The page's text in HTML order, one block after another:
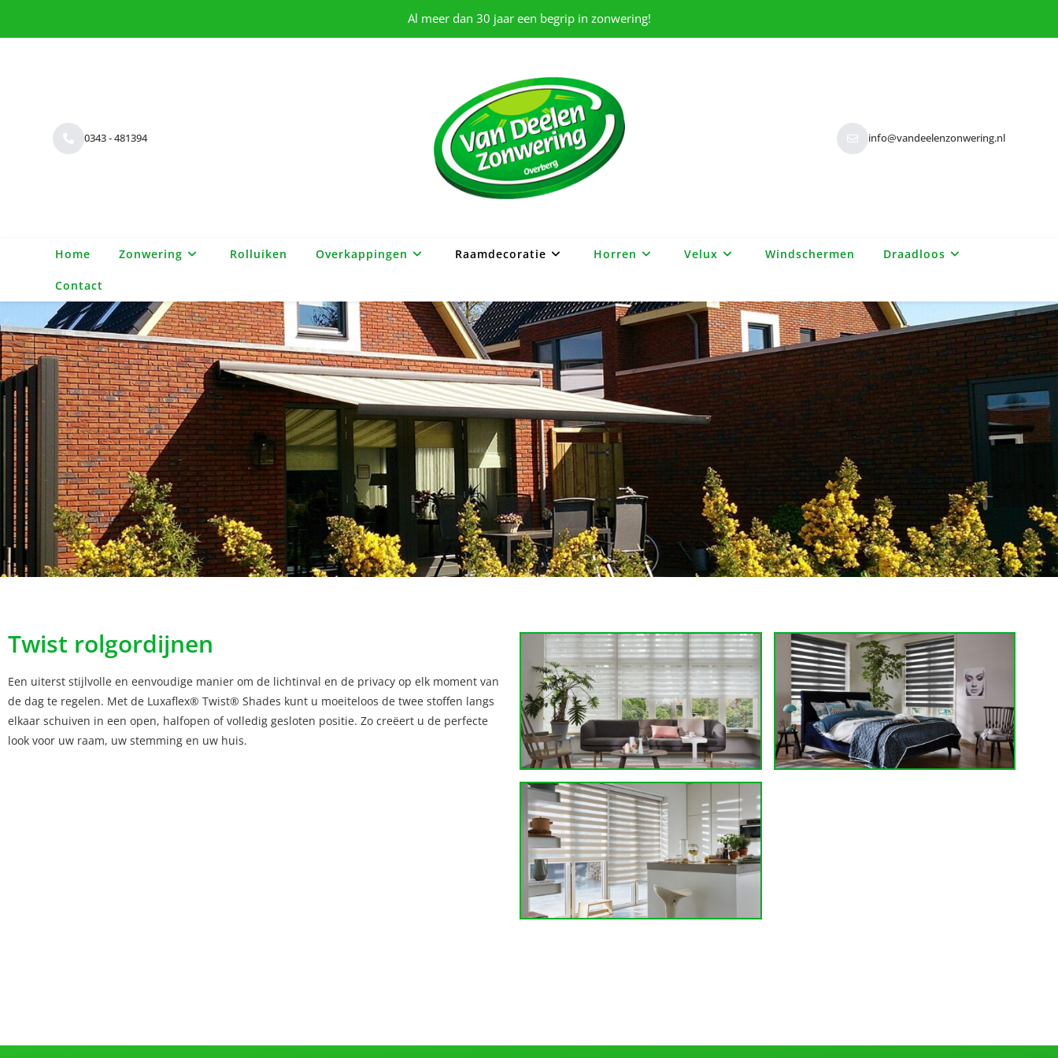
Al meer dan 30 jaar een begrip in zonwering!
0343 - 481394 info@vandeelenzonwering.nl
Home Zonwering Rolluiken Overkappingen Raamdecoratie Horren Velux Windschermen Draadloos
Contact
Twist rolgordijnen
Een uiterst stijlvolle en eenvoudige manier om de lichtinval en de privacy op elk moment van
de dag te regelen. Met de Luxaflex® Twist® Shades kunt u moeiteloos de twee stoffen langs
elkaar schuiven in een open, halfopen of volledig gesloten positie. Zo creëert u de perfecte
look voor uw raam, uw stemming en uw huis.